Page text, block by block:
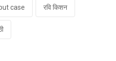
case रवि किशन